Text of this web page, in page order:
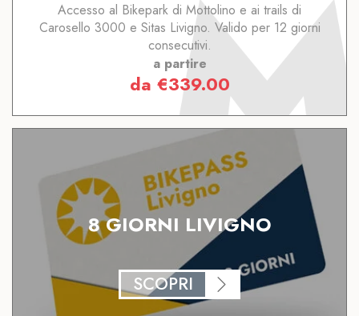
Accesso al Bikepark di Mottolino e ai trails di
Carosello 3000 e Sitas Livigno. Valido per 12 giorni
consecutivi.
a partire
da €339.00
8 GIORNI LIVIGNO
SCOPRI